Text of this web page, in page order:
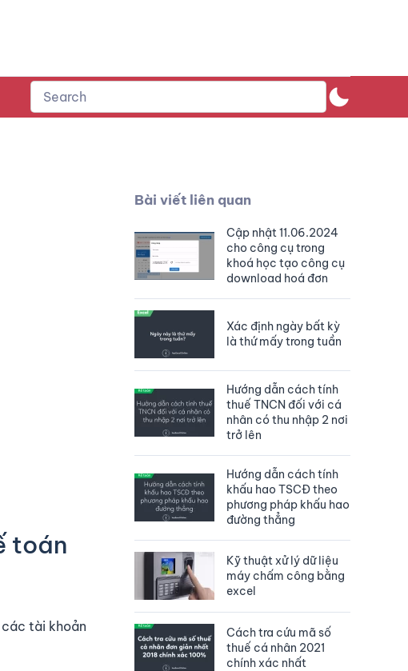
toán
tài khoản
Bài viết liên quan
Cập nhật 11.06.2024
cho công cụ trong
khoá học tạo công cụ
download hoá đơn
Xác định ngày bất kỳ
là thứ mấy trong tuần
Hướng dẫn cách tính
thuế TNCN đối với cá
nhân có thu nhập 2 nơi
trở lên
Hướng dẫn cách tính
khấu hao TSCĐ theo
phương pháp khấu hao
đường thẳng
Kỹ thuật xử lý dữ liệu
máy chấm công bằng
excel
Cách tra cứu mã số
thuế cá nhân 2021
chính xác nhất